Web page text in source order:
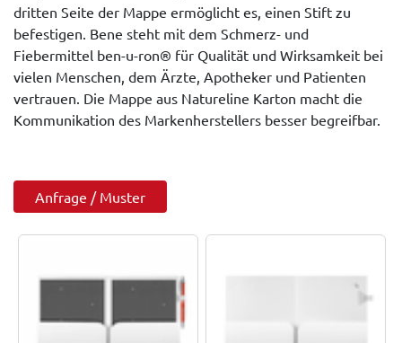
dritten Seite der Mappe ermöglicht es, einen Stift zu
befestigen. Bene steht mit dem Schmerz- und
Fiebermittel ben-u-ron® für Qualität und Wirksamkeit bei
vielen Menschen, dem Ärzte, Apotheker und Patienten
vertrauen. Die Mappe aus Natureline Karton macht die
Kommunikation des Markenherstellers besser begreifbar.
Anfrage / Muster